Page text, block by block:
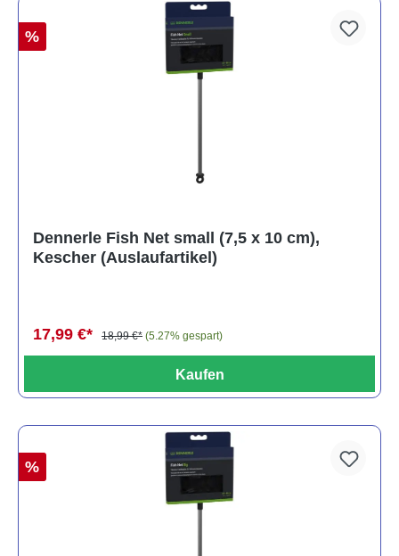
%
Dennerle Fish Net small (7,5 x 10 cm),
Kescher (Auslaufartikel)
17,99 €* 18,99 €* (5.27% gespart)
Kaufen
%